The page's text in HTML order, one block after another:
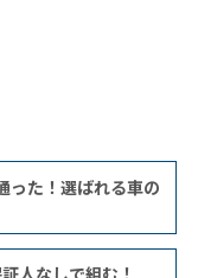
った！選ばれる車の